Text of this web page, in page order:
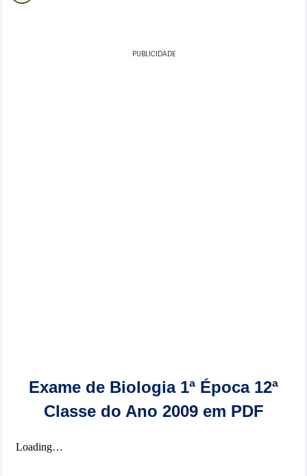
PUBLICIDADE
Exame de Biologia 1ª Época 12ª
Classe do Ano 2009 em PDF